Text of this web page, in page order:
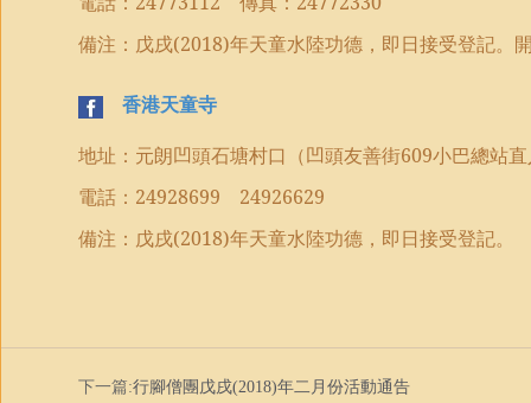
備注：戊戌(2018)年天童水陸功德，即日接受登記。
香港天童寺
地址：元朗凹頭石塘村口（凹頭友善街609小巴總站
電話： 24928699
24926629
備注：戊戌(2018)年天童水陸功德，即日接受登記。
下一篇:行腳僧團戊戌(2018)年二月份活動通告